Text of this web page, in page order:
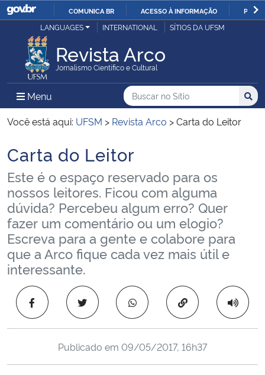
IR
O
COMUNICA BR ACESSO À INFORMAÇÃO
Ministério da Justiça e Segurança Pública
Ministério da Defesa
Ministério das Relações Exteriores
Ministério da Economia
Ministério da Infraestrutura
Ministério da Agricultura, Pecuária e Abastecimento
Ministério da Educação
Ministério da Cidadania
Ministério da Saúde
LANGUAGES INTERNATIONAL SÍTIOS DA UFSM
Revista Arco
Jornalismo Científico e Cultural
Menu Menu Principal do Sítio
Busca
Buscar no no Sítio
Busca:
Você está aqui: UFSM > Revista Arco >Carta do Leitor
Início do conteúdo
Carta do Leitor
Este é o espaço reservado para os
nossos leitores. Ficou com alguma
dúvida? Percebeu algum erro? Quer
fazer um comentário ou um elogio?
Escreva para a gente e colabore para
que a Arco fique cada vez mais útil e
interessante.
Copiar para área
Publicado em 09/05/2017, 16h37